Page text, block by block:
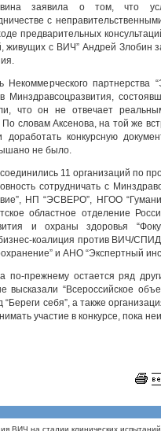
заявила о том, что
с
предварительных
живущих с ВИЧ” Андрей Злобин
Некоммерческого партнерства
Минздравсоцразвития,
что он не отвечает
словам Аксенова, на той же
доработать конкурсную
не было.
11 организаций по
сотрудничать с
НП “ЭСВЕРО”, НГОО
областное отделение
и охраны здоровья
коалиция против ВИЧ/
и АНО “Экспертный
по-прежнему остается ряд
высказали “Всероссийское
себя”, а также
участие в конкурсе, пока
ВИЧ на стадии клинических испытаний